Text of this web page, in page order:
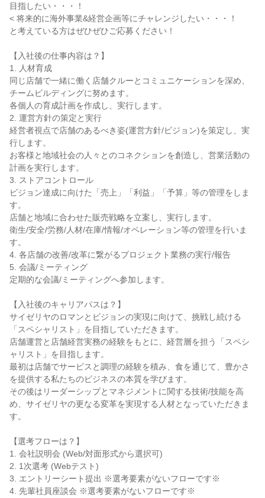
目指したい・・・！
< 将来的に海外事業&経営企画等にチャレンジしたい・・・！
と考えている方はぜひぜひご応募ください！
【入社後の仕事内容は？】
1. 人材育成
同じ店舗で一緒に働く店舗クルーとコミュニケーションを深め、
チームビルディングに努めます。
各個人の育成計画を作成し、実行します。
2. 運営方針の策定と実行
経営者視点で店舗のあるべき姿(運営方針/ビジョン)を策定し、実
行します。
お客様と地域社会の人々とのコネクションを創造し、営業活動の
計画を実行します。
3. ストアコントロール
ビジョン達成に向けた「売上」「利益」「予算」等の管理をしま
す。
店舗と地域に合わせた販売戦略を立案し、実行します。
衛生/安全/労務/人材/在庫/情報/オペレーション等の管理を行いま
す。
4. 各店舗の改善/改革に繋がるプロジェクト業務の実行/報告
5. 会議/ミーティング
定期的な会議/ミーティングへ参加します。
【入社後のキャリアパスは？】
サイゼリヤのロマンとビジョンの実現に向けて、挑戦し続ける
「スペシャリスト」を目指していただきます。
店舗運営と店舗経営実務の経験をもとに、経営層を担う「スペシ
ャリスト」を目指します。
最初は店舗でサービスと調理の経験を積み、食を通じて、豊かさ
を提供する私たちのビジネスの本質を学びます。
その後はリーダーシップとマネジメントに関する技術/技能を高
め、サイゼリヤの更なる変革を実現する人材となっていただきま
す。
【選考フローは？】
1. 会社説明会 (Web/対面形式から選択可)
2. 1次選考 (Webテスト)
3. エントリーシート提出 ※選考要素がないフローです※
4. 先輩社員座談会 ※選考要素がないフローです※